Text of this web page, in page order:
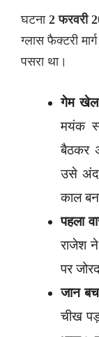
घटना 2 फरवरी
ग्लास फैक्टरी
पसरा था।
गेम खेल
मयंक
बैठकर
उसे
काल
पहला
राजेश
पर
जान
चीख